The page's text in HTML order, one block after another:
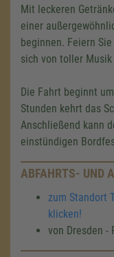
Mit leckeren
einer
beginnen. Feiern
sich von toller
Die Fahrt beginnt
Stunden kehrt das
Anschließend kann
einstündigen
ABFAHRTS- UND
zum Standort
klicken!
von Dresden -